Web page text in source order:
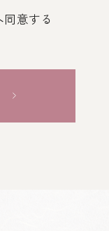
同意する